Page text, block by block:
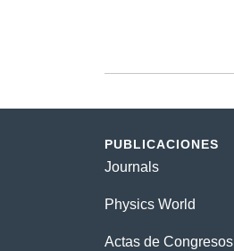
PUBLICACIONES
Journals
Physics World
Actas de Congresos